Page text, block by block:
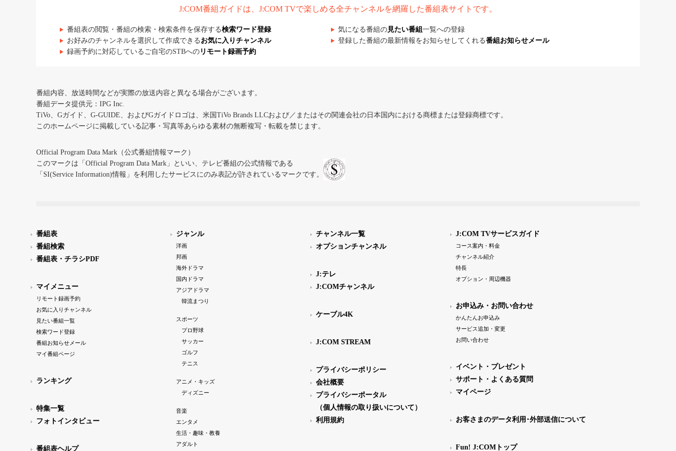
J:COM番組ガイドは、J:COM TVで楽しめる全チャンネルを網羅した番組表サイトです。
番組表の閲覧・番組の検索・検索条件を保存する検索ワード登録 気になる番組の見たい番組 一覧への登録
お好みのチャンネルを選択して作成できる お気に入りチャンネル 登録した番組の最新情報をお知らせしてくれる番組お知らせメール
録画予約に対応しているご自宅のSTBへの リモート録画予約
番組内容、放送時間などが実際の放送内容と異なる場合がございます。
番組データ提供元：IPG Inc.
TiVo、Gガイド、G-GUIDE、およびGガイドロゴは、米国TiVo Brands LLCおよび／またはその関連会社の日本国内における商標または登録商標です。
このホームページに掲載している記事・写真等あらゆる素材の無断複写・転載を禁じます。
Official Program Data Mark（公式番組情報マーク）
このマークは「Official Program Data Mark」といい、テレビ番組の公式情報である
「SI(Service Information)情報」を利用したサービスにのみ表記が許されているマークです。
番組表
番組検索
番組表・チラシPDF
マイメニュー
リモート録画予約
お気に入りチャンネル
見たい番組一覧
検索ワード登録
番組お知らせメール
マイ番組ページ
ランキング
特集一覧
フォトインタビュー
番組表ヘルプ
ジャンル
洋画
邦画
海外ドラマ
国内ドラマ
アジアドラマ
韓流まつり
スポーツ
プロ野球
サッカー
ゴルフ
テニス
アニメ・キッズ
ディズニー
音楽
エンタメ
生活・趣味・教養
アダルト
チャンネル一覧
オプションチャンネル
J:テレ
J:COMチャンネル
ケーブル4K
J:COM STREAM
プライバシーポリシー
会社概要
プライバシーポータル
（個人情報の取り扱いについて）
利用規約
J:COM TVサービスガイド
コース案内・料金
チャンネル紹介
特長
オプション・周辺機器
お申込み・お問い合わせ
かんたんお申込み
サービス追加・変更
お問い合わせ
イベント・プレゼント
サポート・よくある質問
マイページ
お客さまのデータ利用･外部送信について
Fun! J:COMトップ